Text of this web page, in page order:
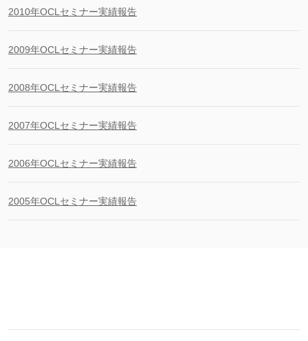
2010年OCLセミナー実績報告
2009年OCLセミナー実績報告
2008年OCLセミナー実績報告
2007年OCLセミナー実績報告
2006年OCLセミナー実績報告
2005年OCLセミナー実績報告